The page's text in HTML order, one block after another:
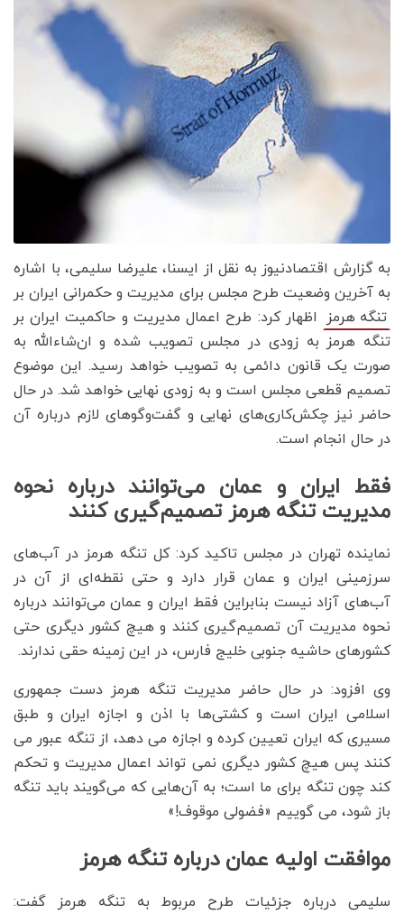
به گزارش اقتصادنیوز به نقل از ایسنا، علیرضا سلیمی، با اشاره
به آخرین وضعیت طرح مجلس برای مدیریت و حکمرانی ایران بر
تنگه هرمز اظهار کرد: طرح اعمال مدیریت و حاکمیت ایران بر
تنگه هرمز به زودی در مجلس تصویب شده و ان‌شاءالله به
صورت یک قانون دائمی به تصویب خواهد رسید. این موضوع
تصمیم قطعی مجلس است و به زودی نهایی خواهد شد. در حال
حاضر نیز چکش‌کاری‌های نهایی و گفت‌وگوهای لازم درباره آن
در حال انجام است.
فقط ایران و عمان می‌توانند درباره نحوه
مدیریت تنگه هرمز تصمیم‌گیری کنند
نماینده تهران در مجلس تاکید کرد: کل تنگه هرمز در آب‌های
سرزمینی ایران و عمان قرار دارد و حتی نقطه‌ای از آن در
آب‌های آزاد نیست بنابراین فقط ایران و عمان می‌توانند درباره
نحوه مدیریت آن تصمیم‌گیری کنند و هیچ کشور دیگری حتی
کشورهای حاشیه جنوبی خلیج فارس، در این زمینه حقی ندارند.
وی افزود: در حال حاضر مدیریت تنگه هرمز دست جمهوری
اسلامی ایران است و کشتی‌ها با اذن و اجازه ایران و طبق
مسیری که ایران تعیین کرده و اجازه می دهد، از تنگه عبور می
کنند پس هیچ کشور دیگری نمی تواند اعمال مدیریت و تحکم
کند چون تنگه برای ما است؛‌ به آن‌هایی که می‌گویند باید تنگه
باز شود، می گوییم «فضولی موقوف!»
موافقت اولیه عمان درباره تنگه هرمز
سلیمی درباره جزئیات طرح مربوط به تنگه هرمز گفت: